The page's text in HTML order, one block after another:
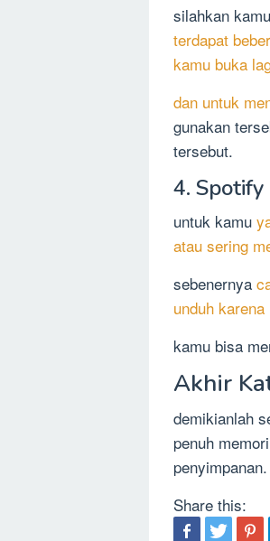
silahkan
terdapat
kamu buka
dan untuk
gunakan
tersebut.
4. Spotify
untuk kamu
atau sering
sebenernya
unduh
kamu bisa
Akhir
demikianlah
penuh
Share this: